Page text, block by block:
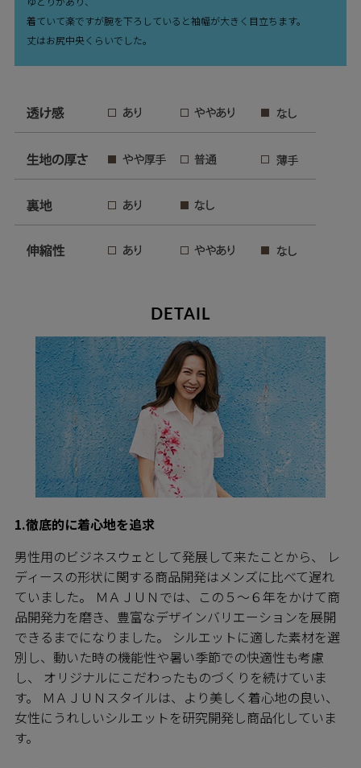
着ていて楽ですが腕を下ろしていると袖幅が大きく目立ちます。
丈はお尻中央くらいでした。
DETAIL
1.徹底的に着心地を追求
男性用のビジネスウェとして発展して来たことから、 レ
ディースの形状に関する商品開発はメンズに比べて遅れ
ていました。 ＭＡＪＵＮでは、この５～６年をかけて商
品開発力を磨き、豊富なデザインバリエーションを展開
できるまでになりました。 シルエットに適した素材を選
別し、動いた時の機能性や暑い季節での快適性も考慮
し、 オリジナルにこだわったものづくりを続けていま
す。 ＭＡＪＵＮスタイルは、より美しく着心地の良い、
女性にうれしいシルエットを研究開発し商品化していま
す。